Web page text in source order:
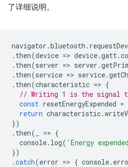
了详细说明。
navigator .bluetooth .
. then(device => device.gatt.
. then(server => server .
. then(service => service.
. then(characteristic => {
// Writing 1 is the signal to
const resetEnergyExpended =
return characteristic.
})
. then( => {
console. log( 'Energy
})
.catch(error => { console.